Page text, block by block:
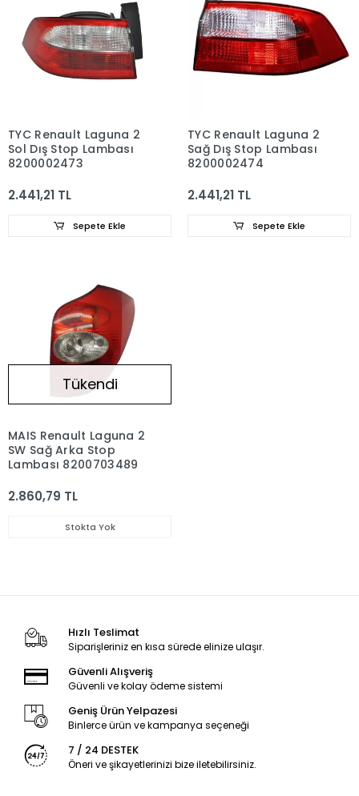
TYC Renault Laguna 2
Sol Dış Stop Lambası
8200002473
2.441,21 TL
Sepete Ekle
TYC Renault Laguna 2
Sağ Dış Stop Lambası
8200002474
2.441,21 TL
Sepete Ekle
Tükendi
MAIS Renault Laguna 2
SW Sağ Arka Stop
Lambası 8200703489
2.860,79 TL
Stokta Yok
Hızlı Teslimat
Siparişleriniz en kısa sürede elinize ulaşır.
Güvenli Alışveriş
Güvenli ve kolay ödeme sistemi
Geniş Ürün Yelpazesi
Binlerce ürün ve kampanya seçeneği
7 / 24 DESTEK
Öneri ve şikayetlerinizi bize iletebilirsiniz.